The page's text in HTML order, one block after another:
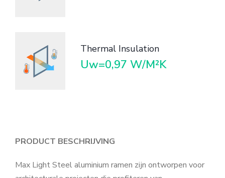
Thermal Insulation
Uw=0,97 W/M²K
PRODUCT BESCHRIJVING
Max Light Steel aluminium ramen zijn ontworpen voor